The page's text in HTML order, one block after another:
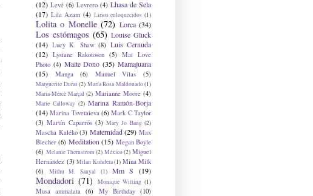
(12) Levé (6) Levrero (4) Lhasa de Sela
(17) Lila Azam (4) Lirios enloquecidos (1)
Lolita o Monelle (72) Lorca (34)
Los estómagos (65) Louise Gluck
(14) Lucy K. Shaw (8) Luis Cernuda
(12) Lysiane Rakotoson (5)
Mai Love
Photo (4) Maite Dono (35) Mamajuana
(15)
Manga (6) Manuel Vilas (5)
Marguerite Duras(2) María Rosa Maldonado(1)
Maria-Mercè Marçal (2) Marianne Moore (4)
Marie Calloway (2) Marina Ramón-Borja
(14) Marina Tsvetaieva (6) Mark C Taylor
(3) Martín Caparrós (3) Mary Jo Bang (2)
Mascha Kaléko (3) Maternidad (29) Max
Blecher (6) Meditation (15) Megan Boyle
(6) Melanie Thernstrom (2) México (2) Miguel
Hernández (3) Milan Kundera(1) Mina Milk
(6)
Mithu M. Sanyal (1) Mm S (19)
Mondadori (71) Monique Witting (1)
Musa ammalata (6) My Birthday (10)